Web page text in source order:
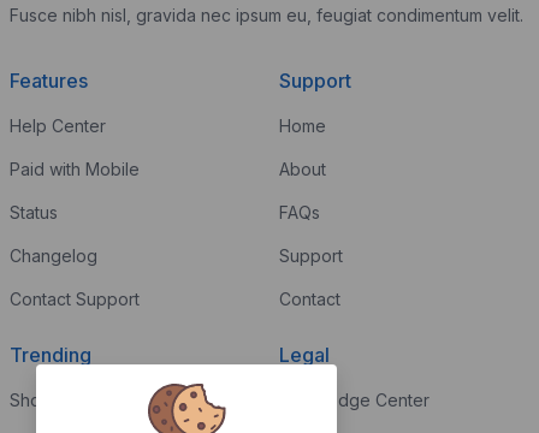
Fusce nibh nisl, gravida nec ipsum eu, feugiat condimentum velit.
Features
Help Center
Paid with Mobile
Status
Changelog
Contact Support
Support
Home
About
FAQs
Support
Contact
Trending
Shop
Legal
Knowledge Center